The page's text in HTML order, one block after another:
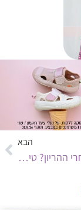
הבא
מה ללבוש אחרי ההריון? טיפים לשדרוג המראה…